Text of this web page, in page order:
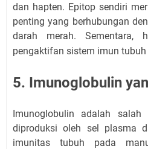
dan hapten. Epitop sendiri
penting yang berhubungan
darah merah. Sementara,
pengaktifan sistem imun
5. Imunoglobulin
Imunoglobulin adalah
diproduksi oleh sel plasma
imunitas tubuh pada